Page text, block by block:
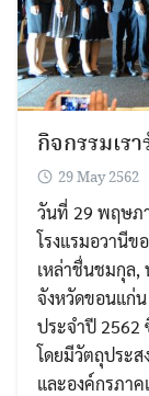
กิจกรรมเร
29 May 2562
วันที่ 29 พฤษภ
โรงแรมอวานี
เหล่าชื่นชมกุล,
จังหวัดขอนแก่น
ประจำปี 2562
โดยมีวัตถุประส
และองค์กรภา